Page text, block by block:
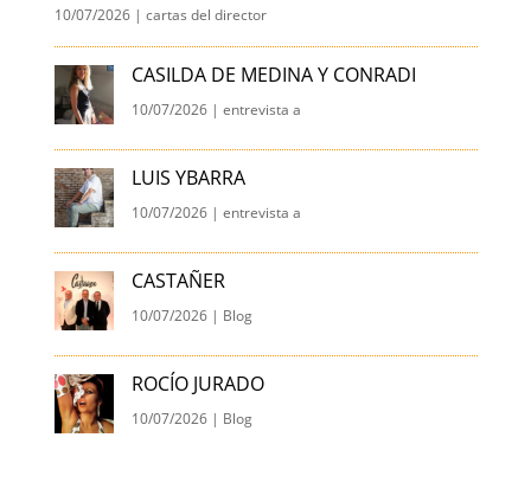
10/07/2026| cartas del director
CASILDA DE MEDINA Y CONRADI
10/07/2026| entrevista a
LUIS YBARRA
10/07/2026| entrevista a
CASTAÑER
10/07/2026| Blog
ROCÍO JURADO
10/07/2026| Blog